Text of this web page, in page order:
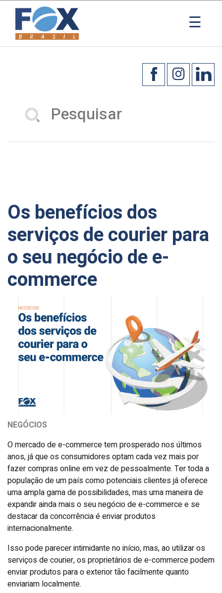
☰×
Os benefícios dos
serviços de courier para
o seu negócio de e-
commerce
NEGÓCIOS
O mercado de e-commerce tem prosperado nos últimos
anos, já que os consumidores optam cada vez mais por
fazer compras online em vez de pessoalmente. Ter toda a
população de um país como potenciais clientes já oferece
uma ampla gama de possibilidades, mas uma maneira de
expandir ainda mais o seu negócio de e-commerce e se
destacar da concorrência é enviar produtos
internacionalmente.
Isso pode parecer intimidante no início, mas, ao utilizar os
serviços de courier, os proprietários de e-commerce podem
enviar produtos para o exterior tão facilmente quanto
enviariam localmente.